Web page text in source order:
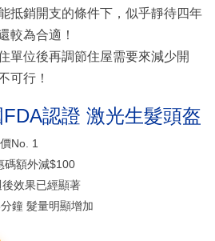
抵銷開支的條件下，似乎靜待四年
較為合適！
單位後再調節住屋需要來減少開
可行！
認證 激光生髮頭盔
No. 1
碼額外減$100
效果已經顯著
鐘 髮量明顯增加